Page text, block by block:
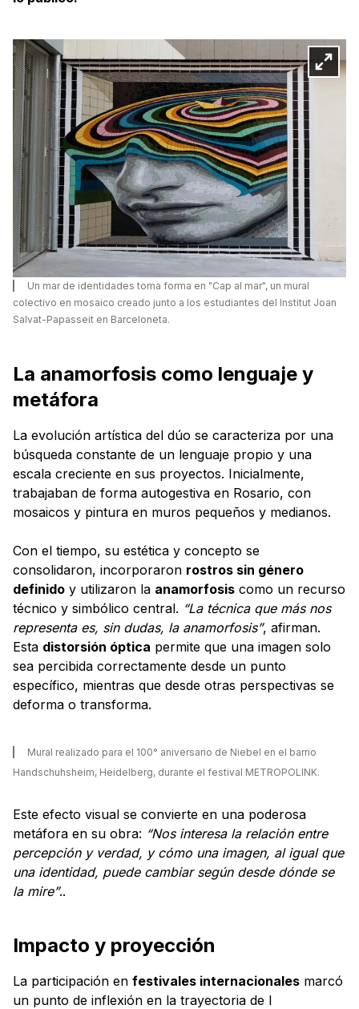
Un mar de identidades toma forma en "Cap al mar", un mural
colectivo en mosaico creado junto a los estudiantes del Institut Joan
Salvat-Papasseit en Barceloneta.
La anamorfosis como lenguaje y
metáfora
La evolución artística del dúo se caracteriza por una
búsqueda constante de un lenguaje propio y una
escala creciente en sus proyectos. Inicialmente,
trabajaban de forma autogestiva en Rosario, con
mosaicos y pintura en muros pequeños y medianos.
Con el tiempo, su estética y concepto se
consolidaron, incorporaron rostros sin género
definido y utilizaron la anamorfosis como un recurso
técnico y simbólico central. “La técnica que más nos
representa es, sin dudas, la anamorfosis”, afirman.
Esta distorsión óptica permite que una imagen solo
sea percibida correctamente desde un punto
específico, mientras que desde otras perspectivas se
deforma o transforma.
Mural realizado para el 100° aniversario de Niebel en el barrio
Handschuhsheim, Heidelberg, durante el festival METROPOLINK.
Este efecto visual se convierte en una poderosa
metáfora en su obra: “Nos interesa la relación entre
percepción y verdad, y cómo una imagen, al igual que
una identidad, puede cambiar según desde dónde se
la mire”..
Impacto y proyección
La participación en festivales internacionales marcó
un punto de inflexión en la trayectoria de I